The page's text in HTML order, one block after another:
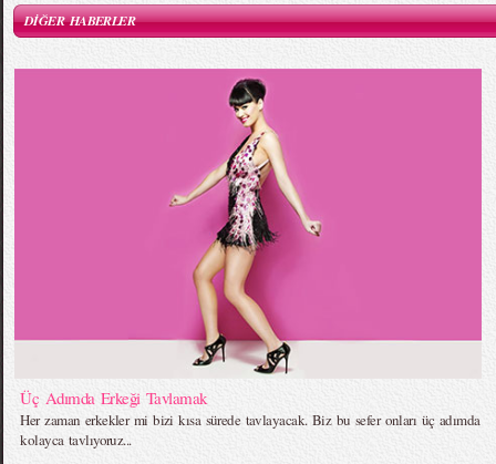
DİĞER HABERLER
Üç Adımda Erkeği Tavlamak
Her zaman erkekler mi bizi kısa sürede tavlayacak. Biz bu sefer onları üç adımda
kolayca tavlıyoruz...